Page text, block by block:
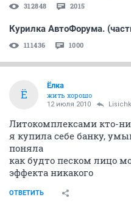
312848 2015
Курилка АвтоФорума.
111436 1000
Ё
Ёлка
жить хорошо
12 июля 2010
Литокомплексами кто-
я купила себе банку,
поняла
как будто песком лицо
эффекта никакого
ОТВЕТИТЬ